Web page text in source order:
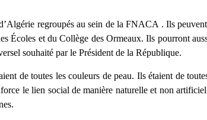
regroupés au sein de la FNACA . Ils
Écoles et du Collège des Ormeaux. Ils pourront
souhaité par le Président de la République.
de toutes les couleurs de peau. Ils étaient de
le lien social de manière naturelle et non